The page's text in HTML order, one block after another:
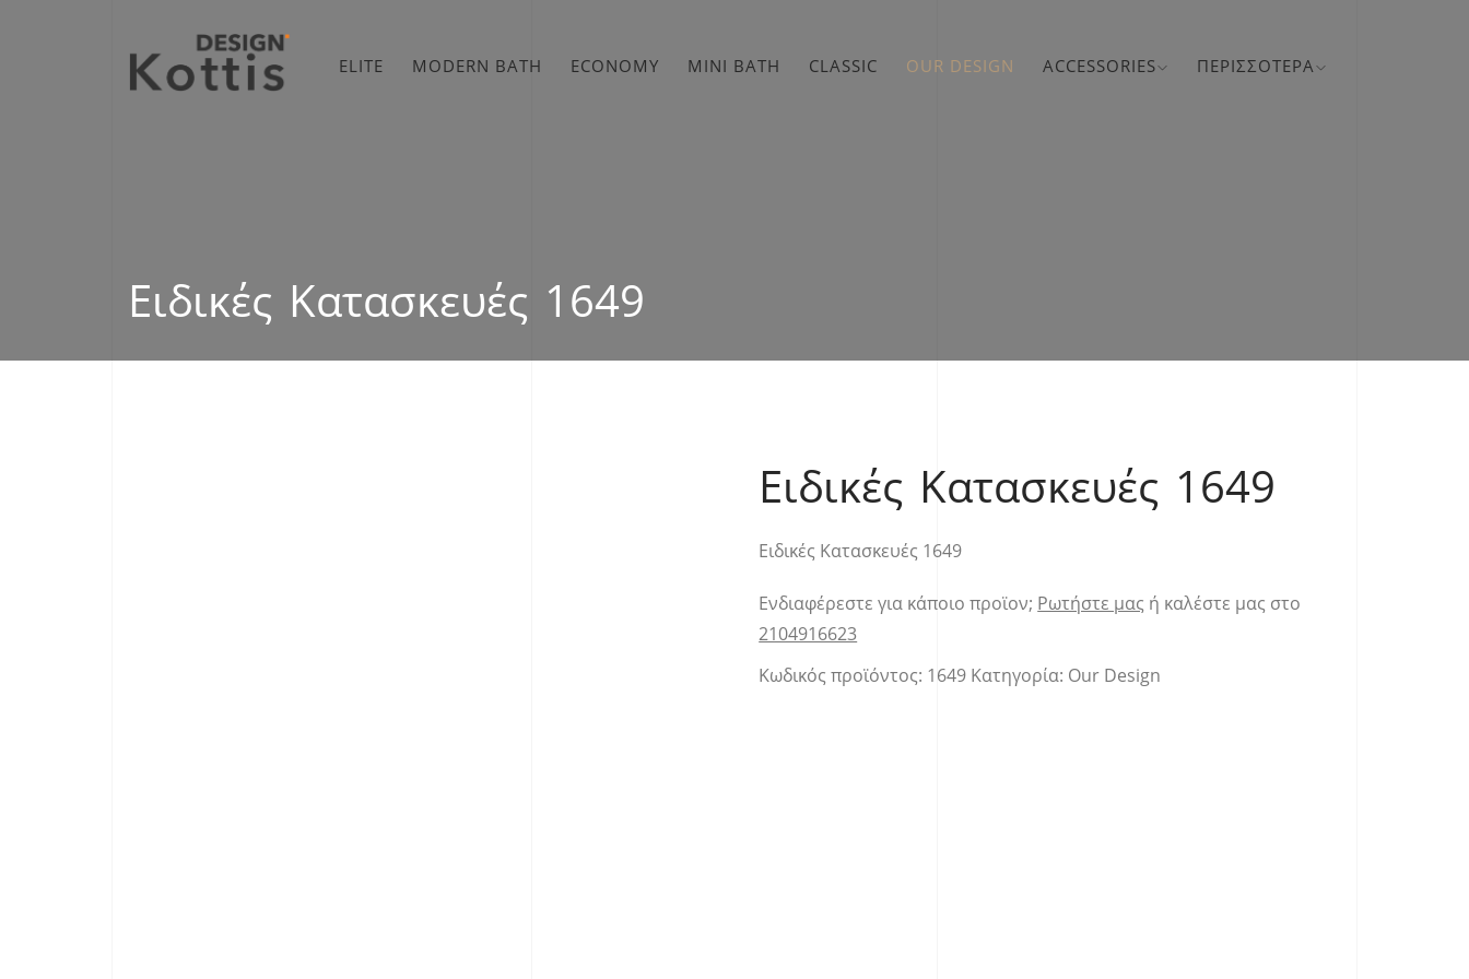
ELITE MODERN BATH ECONOMY MINI BATH CLASSIC OUR DESIGN ACCESSORIES ΠΕΡΙΣΣΌΤΕΡΑ
Ειδικές Κατασκευές 1649
Ειδικές Κατασκευές 1649
Ειδικές Κατασκευές 1649
Ενδιαφέρεστε για κάποιο προϊον; Ρωτήστε μας ή καλέστε μας στο
2104916623
Κωδικός προϊόντος: 1649 Κατηγορία: Our Design